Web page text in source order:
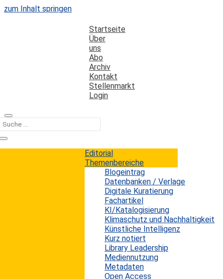
zum Inhalt springen
Startseite
Über
uns
Abo
Archiv
Kontakt
Stellenmarkt
Login
Editorial
Themenbereiche
Blogeintrag
Datenbanken / Verlage
Digitale Kuratierung
Fachartikel
KI/Katalogisierung
Klimaschutz und Nachhaltigkeit
Künstliche Intelligenz
Kurz notiert
Library Leadership
Mediennutzung
Metadaten
Open Access
Kategorie
digitale Transformation
21. Dezember 2025
Der Bibliothekssektor befindet sich weltweit in einer
Transformationsphase. Künstliche Intelligenz
verändert Arbeitsprozesse, erweitert
Handlungsspielräume und erfordert zugleich neue
Kompetenzen. Der aktuelle Bericht „Pulse of the
Library 2025” von Clarivate zeigt, wie sich
Bibliothekar:innen in 109 Ländern diesen Umbruch